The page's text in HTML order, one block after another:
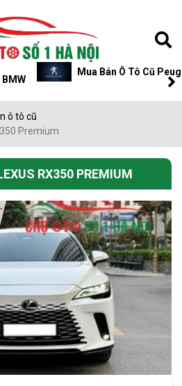
BMW
Mua Bán Ô Tô Cũ
ô tô cũ
Premium
RX350 PREMIUM